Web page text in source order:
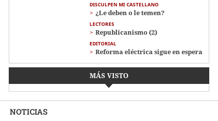
DISCULPEN MI CASTELLANO
¿Le deben o le temen?
LECTORES
Republicanismo (2)
EDITORIAL
Reforma eléctrica sigue en espera
MÁS VISTO
NOTICIAS